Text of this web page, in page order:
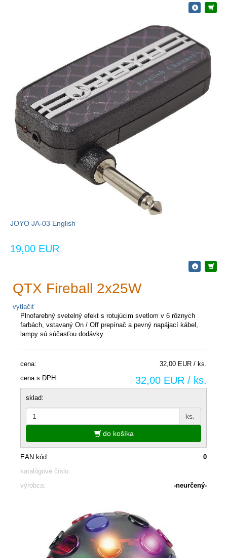
JOYO JA-03 English
19,00 EUR
QTX Fireball 2x25W
vytlačiť
Plnofarebný svetelný efekt s rotujúcim svetlom v 6 rôznych
farbách, vstavaný On / Off prepínač a pevný napájací kábel,
lampy sú súčasťou dodávky
cena:
32,00 EUR / ks.
cena s DPH:
32,00 EUR / ks.
sklad:
ks.
do košíka
EAN kód:
0
katalógové číslo:
výrobca:
-neurčený-